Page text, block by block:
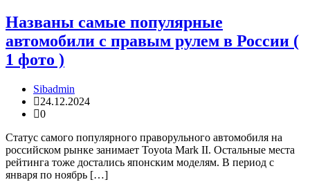
Названы самые популярные
автомобили с правым рулем в России (
1 фото )
Sibadmin
24.12.2024
0
Статус самого популярного праворульного автомобиля на
российском рынке занимает Toyota Mark II. Остальные места
рейтинга тоже достались японским моделям. В период с
января по ноябрь […]